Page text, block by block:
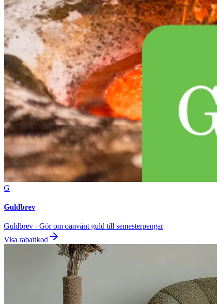
G
Guldbrev
Guldbrev - Gör om oanvänt guld till semesterpengar
Visa rabattkod